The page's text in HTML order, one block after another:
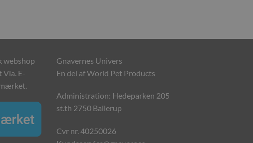
webshop
Via. E-
Gnavernes Univers
En del af World Pet Products
Administration: Hedeparken 205
st.th 2750 Ballerup
Cvr nr. 40250026